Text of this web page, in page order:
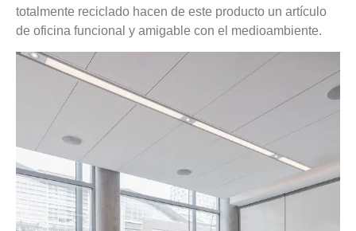
totalmente reciclado hacen de este producto un artículo
de oficina funcional y amigable con el medioambiente.